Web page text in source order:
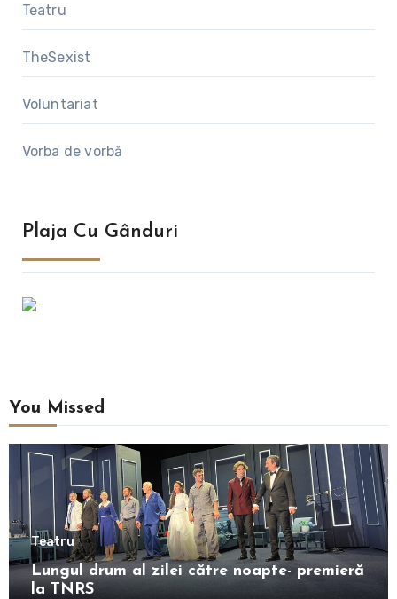
Teatru
TheSexist
Voluntariat
Vorba de vorbă
Plaja Cu Gânduri
You Missed
Teatru
Lungul drum al zilei către noapte- premieră
la TNRS